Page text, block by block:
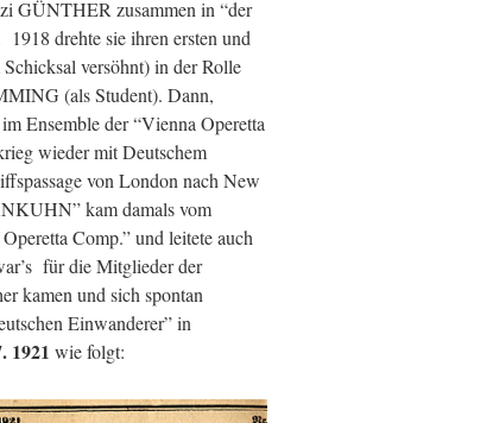
GÜNTHER zusammen in “der
1918 drehte sie ihren ersten und
versöhnt) in der Rolle
(als Student). Dann,
Ensemble der “Vienna Operetta
wieder mit Deutschem
von London nach New
kam damals vom
Comp.” und leitete auch
für die Mitglieder der
kamen und sich spontan
Einwanderer” in
1921 wie folgt: